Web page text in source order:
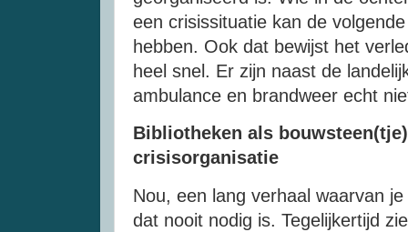
een crisissituatie kan de
hebben. Ook dat bewijst het
heel snel. Er zijn naast de
ambulance en brandweer echt
Bibliotheken als
crisisorganisatie
Nou, een lang verhaal waarvan
dat nooit nodig is. Tegelijkertijd